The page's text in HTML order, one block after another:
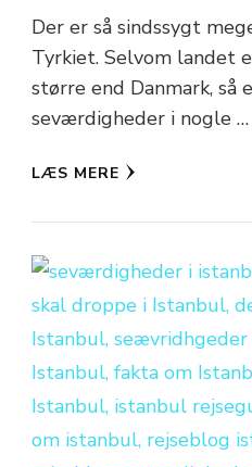
Der er så sindssygt
Tyrkiet. Selvom landet
større end Danmark, så
seværdigheder i nogle …
LÆS MERE